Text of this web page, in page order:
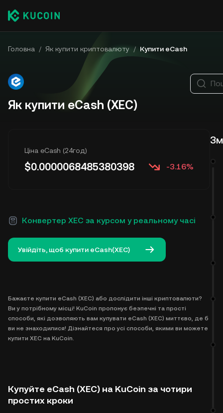
Головна / Як купити криптовалюту / Купити eCash
Як купити eCash (XEC)
Ціна eCash (24год)
$0.0000068485380398 -3.16%
Конвертер XEC за курсом у реальному часі
Увійдіть, щоб купити eCash(XEC)
Бажаєте купити eCash (XEC) або дослідити інші криптовалюти?
Ви у потрібному місці! KuCoin пропонує безпечні та прості
способи, які дозволяють вам купувати eCash (XEC) миттєво, де б
ви не знаходилися! Дізнайтеся про усі способи, якими ви можете
купити XEC на KuCoin.
Купуйте eCash (XEC) на KuCoin за чотири
простих кроки